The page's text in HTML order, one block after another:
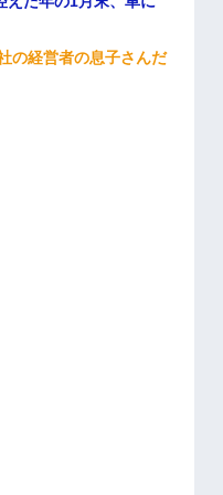
の経営者の息子さんだ